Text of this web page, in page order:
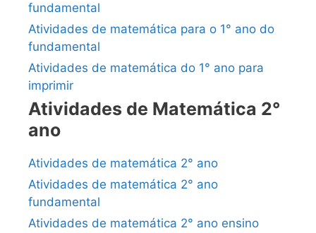
fundamental
Atividades de matemática para o 1° ano do
fundamental
Atividades de matemática do 1° ano para
imprimir
Atividades de Matemática 2°
ano
Atividades de matemática 2° ano
Atividades de matemática 2° ano
fundamental
Atividades de matemática 2° ano ensino